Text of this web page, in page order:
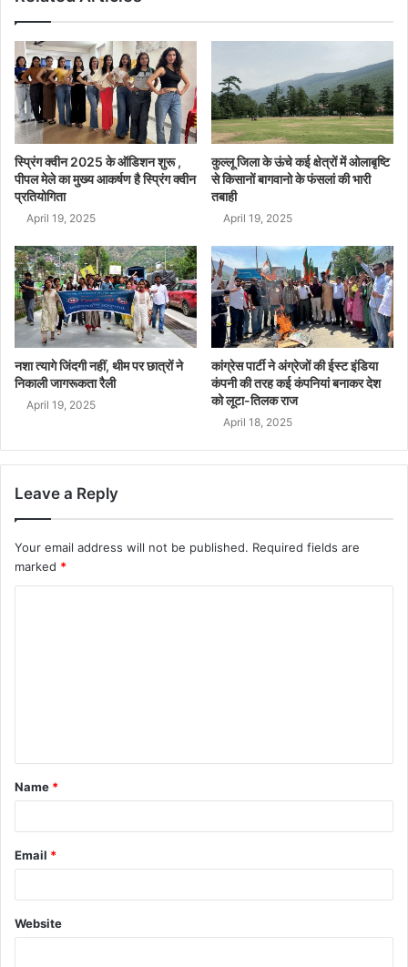
स्प्रिंग क्वीन 2025 के ऑडिशन शुरू ,
पीपल मेले का मुख्य आकर्षण है स्प्रिंग क्वीन
प्रतियोगिता
April 19, 2025
कुल्लू जिला के ऊंचे कई क्षेत्रों में ओलाबृष्टि
से किसानों बागवानो के फंसलां की भारी
तबाही
April 19, 2025
नशा त्यागे जिंदगी नहीं, थीम पर छात्रों ने
निकाली जागरूकता रैली
April 19, 2025
कांग्रेस पार्टी ने अंग्रेजों की ईस्ट इंडिया
कंपनी की तरह कई कंपनियां बनाकर देश
को लूटा-तिलक राज
April 18, 2025
Leave a Reply
Your email address will not be published. Required fields are
marked *
Name *
Email *
Website